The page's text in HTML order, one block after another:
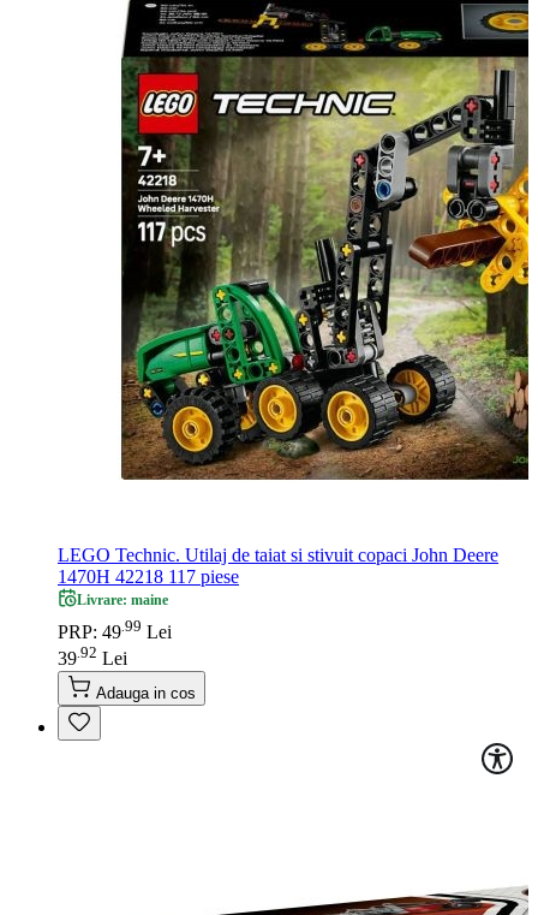
LEGO Technic. Utilaj de taiat si stivuit copaci John Deere
1470H 42218 117 piese
Livrare: maine
PRP: 49 99 Lei
39.92 Lei
Adauga in cos